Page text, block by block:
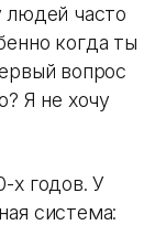
людей часто
когда ты
вопрос
Я не хочу
х годов. У
система: